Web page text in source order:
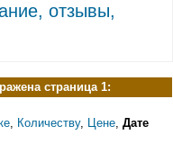
отзывы,
страница 1:
Количеству, Цене Дате